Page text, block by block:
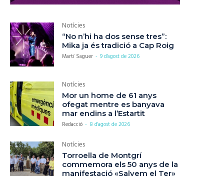
Notícies
“No n’hi ha dos sense tres”:
Mika ja és tradició a Cap Roig
Martí Saguer - 9 d'agost de 2026
Notícies
Mor un home de 61 anys
ofegat mentre es banyava
mar endins a l’Estartit
Redacció - 8 d'agost de 2026
Notícies
Torroella de Montgrí
commemora els 50 anys de la
manifestació «Salvem el Ter»